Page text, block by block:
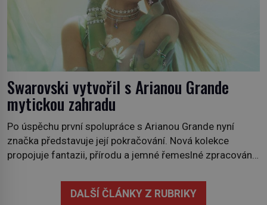
Swarovski vytvořil s Arianou Grande
mytickou zahradu
Po úspěchu první spolupráce s Arianou Grande nyní
značka představuje její pokračování. Nová kolekce
propojuje fantazii, přírodu a jemné řemeslné zpracování
třicítka šperků působí hravě a zároveň rafinovaně.
Spolupráce mezi značkou Swarovski a zpěvačkou a
DALŠÍ ČLÁNKY Z RUBRIKY